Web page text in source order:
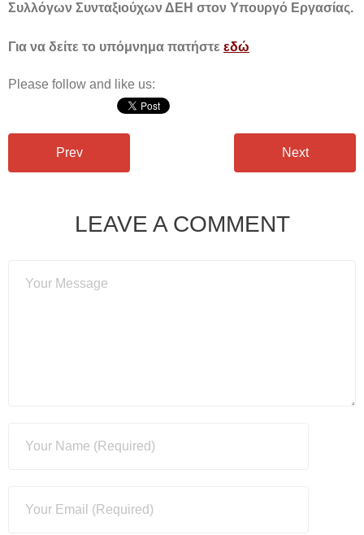
Συλλόγων Συνταξιούχων ΔΕΗ στον Υπουργό Εργασίας.
Για να δείτε το υπόμνημα πατήστε εδώ
Please follow and like us:
Prev Next
LEAVE A COMMENT